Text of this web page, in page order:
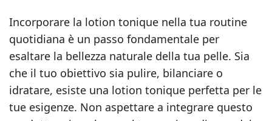
Incorporare la lotion tonique nella tua routine
quotidiana è un passo fondamentale per
esaltare la bellezza naturale della tua pelle. Sia
che il tuo obiettivo sia pulire, bilanciare o
idratare, esiste una lotion tonique perfetta per le
tue esigenze. Non aspettare a integrare questo